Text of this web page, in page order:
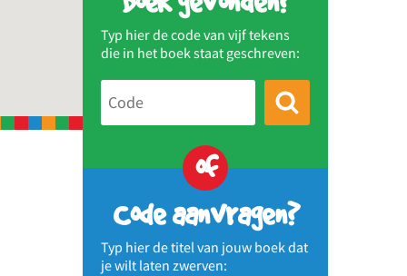
Typ hier de code van vijf tekens
die in het boek staat geschreven:
of
Code aanvragen?
Typ hier de titel van jouw boek dat
je wilt laten zwerven: